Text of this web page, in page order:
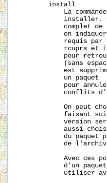
       install
La
installer.
complet de
on
requis par
rcuprs et
pour
(sans
est
un paquet
pour
conflits
On peut
faisant
version
aussi
du paquet
de
Avec ces
d'un
utiliser